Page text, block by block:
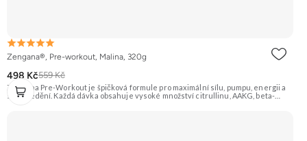
Zengana®, Pre-workout, Malina, 320g
498 Kč559 Kč
Zengana Pre-Workout je špičková formule pro maximální sílu, pumpu, energii a
soustředění. Každá dávka obsahuje vysoké množství citrullinu, AAKG, beta-